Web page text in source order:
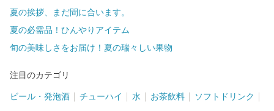
夏の挨拶、まだ間に合います。
夏の必需品！ひんやりアイテム
旬の美味しさをお届け！夏の瑞々しい果物
注目のカテゴリ
ビール・発泡酒 チューハイ 水 お茶飲料 ソフトドリンク